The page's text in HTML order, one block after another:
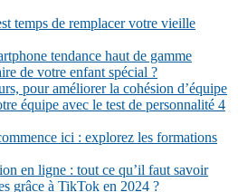
temps de remplacer votre vieille
tendance haut de gamme
de votre enfant spécial ?
pour améliorer la cohésion d’équipe
équipe avec le test de personnalité 4
ici : explorez les formations
en ligne : tout ce qu’il faut savoir
grâce à TikTok en 2024 ?